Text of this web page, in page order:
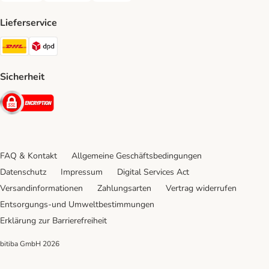
Lieferservice
DHL Shipping Method
Sicherheit
Security
FAQ & Kontakt
Allgemeine Geschäftsbedingungen
Datenschutz
Impressum
Digital Services Act
Versandinformationen
Zahlungsarten
Vertrag widerrufen
Entsorgungs-und Umweltbestimmungen
Erklärung zur Barrierefreiheit
bitiba GmbH 2026